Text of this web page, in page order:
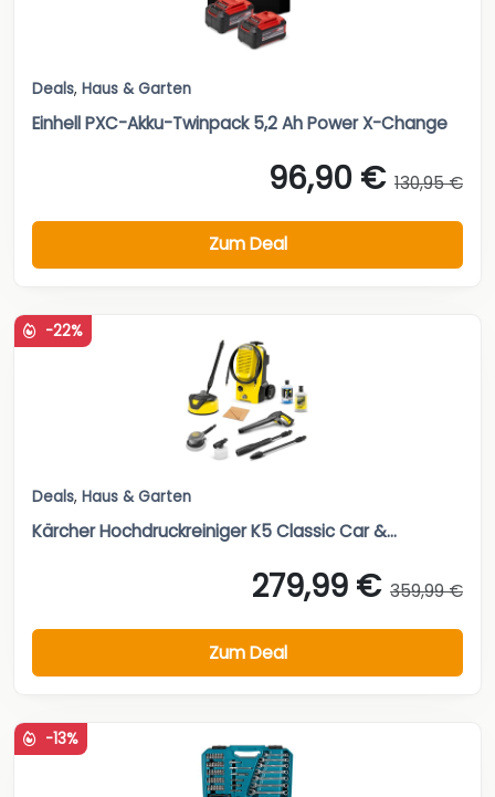
Deals, Haus & Garten
Einhell PXC-Akku-Twinpack 5,2 Ah Power X-Change
96,90 € 130,95 €
Zum Deal
-22%
Deals, Haus & Garten
Kärcher Hochdruckreiniger K5 Classic Car &...
279,99 € 359,99 €
Zum Deal
-13%